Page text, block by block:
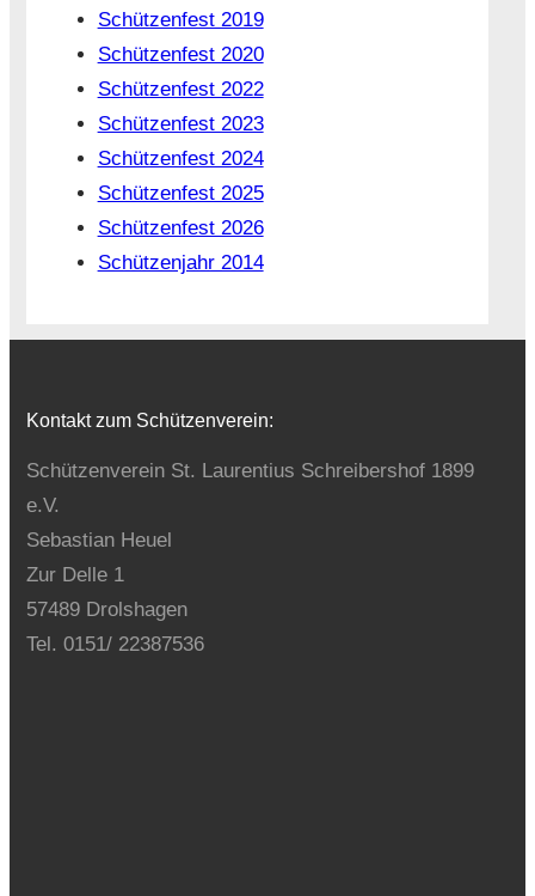
Schützenfest 2019
Schützenfest 2020
Schützenfest 2022
Schützenfest 2023
Schützenfest 2024
Schützenfest 2025
Schützenfest 2026
Schützenjahr 2014
Kontakt zum Schützenverein:
Schützenverein St. Laurentius Schreibershof 1899
e.V.
Sebastian Heuel
Zur Delle 1
57489 Drolshagen
Tel. 0151/ 22387536